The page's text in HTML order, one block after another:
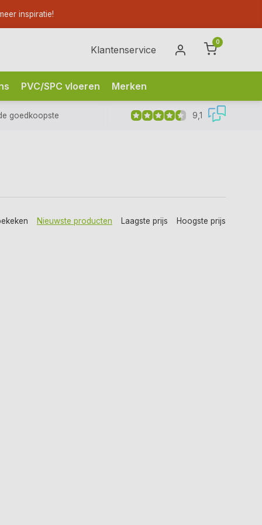
inspiratie!
Klantenservice
0
PVC/SPC vloeren Merken
goedkoopste 9,1
Nieuwste producten Laagste prijs Hoogste prijs